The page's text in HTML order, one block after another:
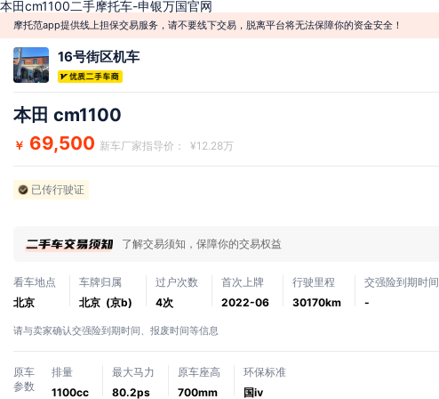
本田cm1100二手摩托车-申银万国官网
摩托范app提供线上担保交易服务，请不要线下交易，脱离平台将无法保障你的资金安全！
16号街区机车
本田 cm1100
￥ 69,500 新车厂家指导价： ¥12.28万
已传行驶证
了解交易须知，保障你的交易权益
看车地点
北京
车牌归属
北京 (京b)
过户次数
4次
首次上牌
2022-06
行驶里程
30170km
交强险到期时间
-
请与卖家确认交强险到期时间、报废时间等信息
原车
参数
排量
1100cc
最大马力
80.2ps
原车座高
700mm
环保标准
国ⅳ